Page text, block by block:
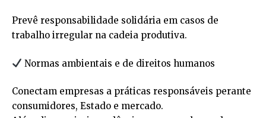
Prevê responsabilidade solidária em casos de
trabalho irregular na cadeia produtiva.
Normas ambientais e de direitos humanos
Conectam empresas a práticas responsáveis perante
consumidores, Estado e mercado.